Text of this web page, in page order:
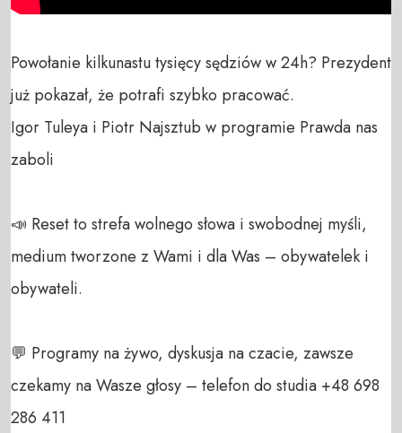
Powołanie kilkunastu tysięcy sędziów w 24h? Prezydent
już pokazał, że potrafi szybko pracować.
Igor Tuleya i Piotr Najsztub w programie Prawda nas
zaboli
📣 Reset to strefa wolnego słowa i swobodnej myśli,
medium tworzone z Wami i dla Was – obywatelek i
obywateli.
💬 Programy na żywo, dyskusja na czacie, zawsze
czekamy na Wasze głosy – telefon do studia +48 698
286 411